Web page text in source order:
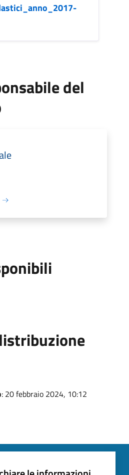
del
: 20 febbraio 2024, 10:12